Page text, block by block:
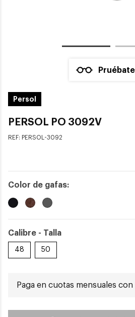
Persol
PERSOL PO 3092V
REF: PERSOL-3092
Color de gafas:
Calibre - Talla
48 50
Paga en cuotas mensuales con